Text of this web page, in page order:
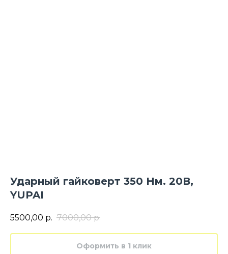
Ударный гайковерт 350 Нм. 20В,
YUPAI
5500,00 р. 7000,00 р.
Оформить в 1 клик